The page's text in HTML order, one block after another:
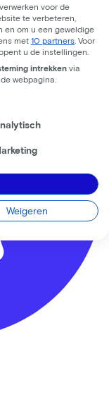
voor de
te verbeteren,
en om u een geweldige
met 10 partners . Voor
u de instellingen.
intrekken via
webpagina.
Weigeren